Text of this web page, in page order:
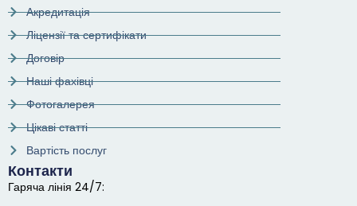
Акредитація
Ліцензії та сертифікати
Договір
Наші фахівці
Фотогалерея
Цікаві статті
Вартість послуг
Контакти
Гаряча лінія 24/7: